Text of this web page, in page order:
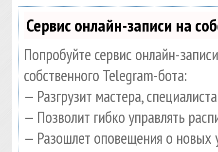
Сервис онлайн-записи на
Попробуйте сервис онлайн-
собственного Telegram-бота:
— Разгрузит мастера,
— Позволит гибко управлять
— Разошлет оповещения о новых